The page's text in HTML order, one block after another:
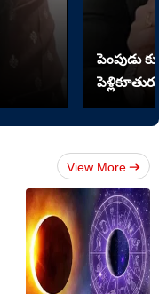
పెంపుడు
పెళ్లికూతురు
View More